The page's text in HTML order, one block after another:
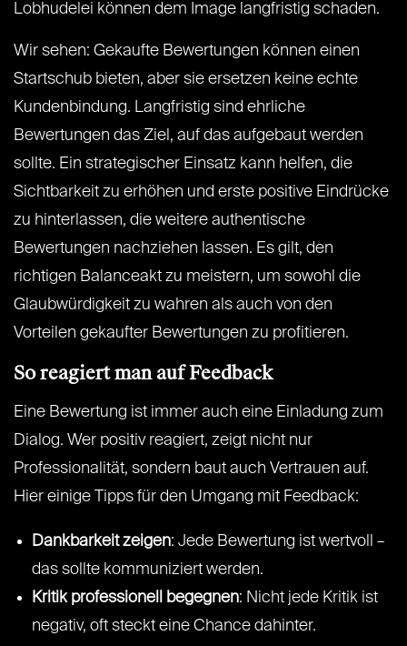
Lobhudelei können dem Image langfristig schaden.
Wir sehen: Gekaufte Bewertungen können einen
Startschub bieten, aber sie ersetzen keine echte
Kundenbindung. Langfristig sind ehrliche
Bewertungen das Ziel, auf das aufgebaut werden
sollte. Ein strategischer Einsatz kann helfen, die
Sichtbarkeit zu erhöhen und erste positive Eindrücke
zu hinterlassen, die weitere authentische
Bewertungen nachziehen lassen. Es gilt, den
richtigen Balanceakt zu meistern, um sowohl die
Glaubwürdigkeit zu wahren als auch von den
Vorteilen gekaufter Bewertungen zu profitieren.
So reagiert man auf Feedback
Eine Bewertung ist immer auch eine Einladung zum
Dialog. Wer positiv reagiert, zeigt nicht nur
Professionalität, sondern baut auch Vertrauen auf.
Hier einige Tipps für den Umgang mit Feedback:
Dankbarkeit zeigen: Jede Bewertung ist wertvoll –
das sollte kommuniziert werden.
Kritik professionell begegnen: Nicht jede Kritik ist
negativ, oft steckt eine Chance dahinter.